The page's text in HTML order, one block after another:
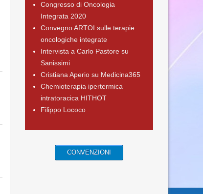
Congresso di Oncologia
Integrata 2020
Convegno ARTOI sulle terapie
oncologiche integrate
Intervista a Carlo Pastore su
Sanissimi
Cristiana Aperio su Medicina365
Chemioterapia ipertermica
intratoracica HITHOT
Filippo Lococo
CONVENZIONI